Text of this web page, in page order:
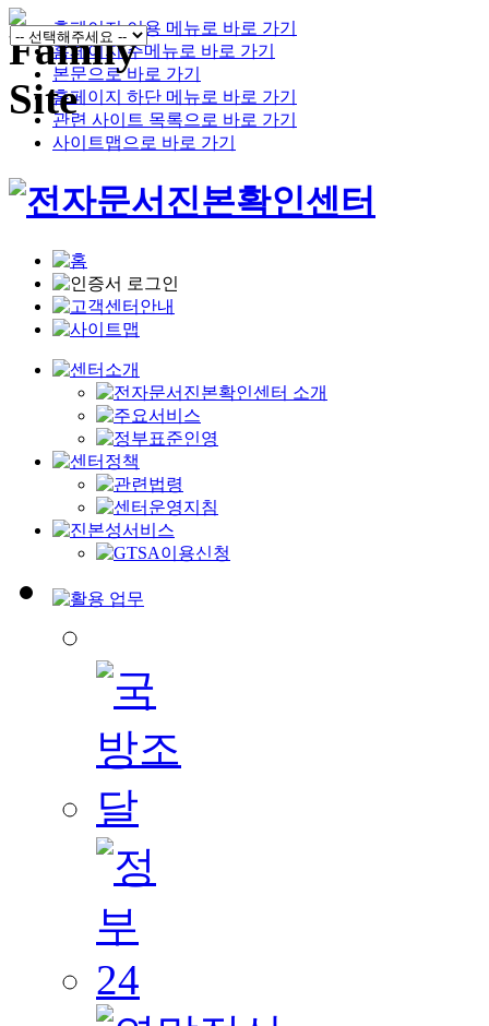
홈페이지 이용 메뉴로 바로 가기
홈페이지 주메뉴로 바로 가기
본문으로 바로 가기
홈페이지 하단 메뉴로 바로 가기
관련 사이트 목록으로 바로 가기
사이트맵으로 바로 가기